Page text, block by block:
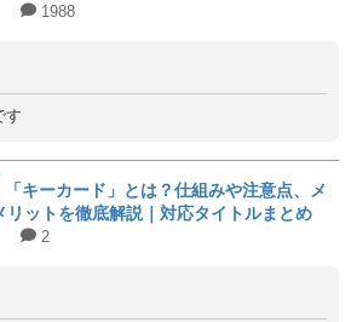
1988
す
「キーカード」とは？仕組みや注意点、メ
リットを徹底解説｜対応タイトルまとめ
2